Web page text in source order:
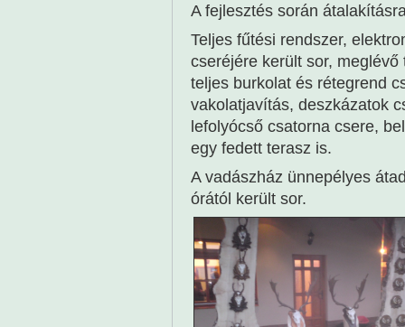
A fejlesztés során
Teljes fűtési rendszer,
cseréjére került sor,
teljes burkolat és rétegrend
vakolatjavítás, deszkázatok
lefolyócső csatorna csere,
egy fedett terasz is.
A vadászház ünnepélyes
órától került sor.